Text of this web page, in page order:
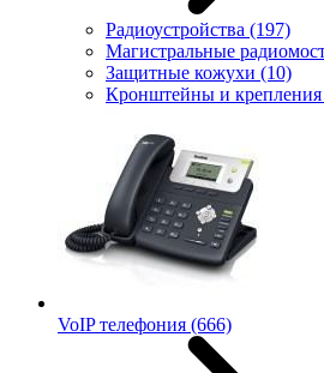
Радиоустройства (197)
Магистральные
Защитные кожухи (10)
Кронштейны и крепления
VoIP телефония (666)